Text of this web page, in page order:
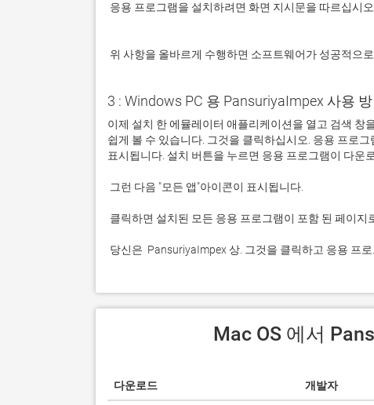
위 사항을 올바르게 수행하면 소프트웨어가 성공적으
3 : Windows PC 용 PansuriyaImpex 사용
이제 설치 한 에뮬레이터 애플리케이션을 열고 검색 창
쉽게 볼 수 있습니다. 그것을 클릭하십시오. 응용 프로
당신은  PansuriyaImpex 상. 그것을 클릭하고 응용 프
Mac OS 에서
다운로드 개발자